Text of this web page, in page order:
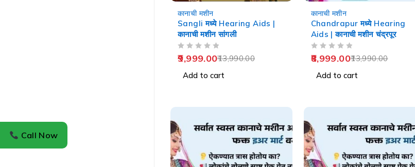
कानाची मशीन
Sangli मध्ये Hearing Aids |
कानाची मशीन सांगली
13,990.00
9,999.00
Add to cart
कानाची मशीन
Chandrapur मध्ये Hearing
Aids | कानाची मशीन चंद्रपूर
13,990.00
8,999.00
Add to cart
Call Now